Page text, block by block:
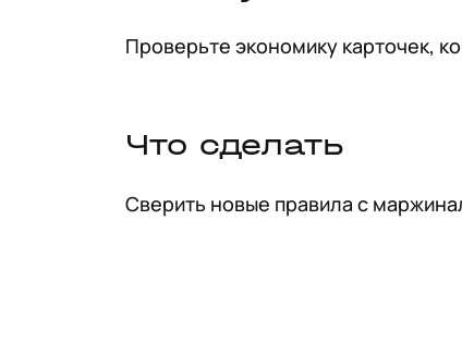
Проверьте экономику карточек,
Что сделать
Сверить новые правила с